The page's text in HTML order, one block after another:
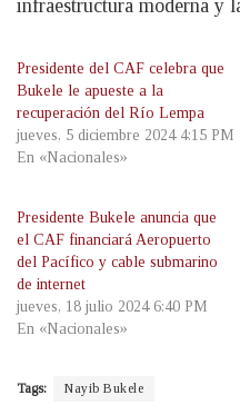
infraestructura moderna y
Presidente del CAF celebra que
Bukele le apueste a la
recuperación del Río Lempa
jueves, 5 diciembre 2024 4:15 PM
En «Nacionales»
Presidente Bukele anuncia que
el CAF financiará Aeropuerto
del Pacífico y cable submarino
de internet
jueves, 18 julio 2024 6:40 PM
En «Nacionales»
Tags: Nayib Bukele